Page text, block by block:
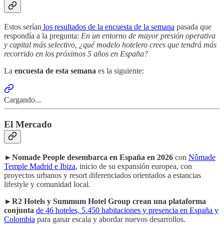
Estos serían los resultados de la encuesta de la semana pasada que
respondía a la pregunta: En un entorno de mayor presión operativa
y capital más selectivo, ¿qué modelo hotelero crees que tendrá más
recorrido en los próximos 5 años en España?
La encuesta de esta semana es la siguiente:
Cargando...
El Mercado
►Nomade People desembarca en España en 2026 con Nômade
Temple Madrid e Ibiza, inicio de su expansión europea, con
proyectos urbanos y resort diferenciados orientados a estancias
lifestyle y comunidad local.
►R2 Hotels y Summum Hotel Group crean una plataforma
conjunta de 46 hoteles, 5.450 habitaciones y presencia en España y
Colombia para ganar escala y abordar nuevos desarrollos.